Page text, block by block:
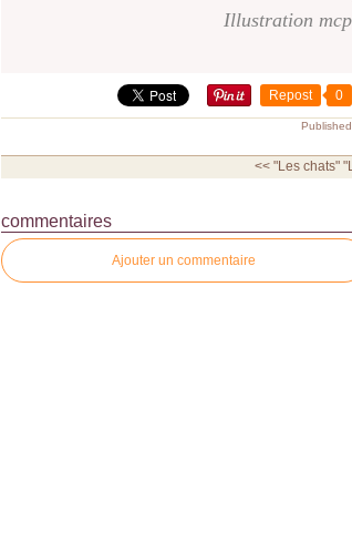
Illustration
Repost 0
<< "Les chats"
commentaires
Ajouter un commentaire